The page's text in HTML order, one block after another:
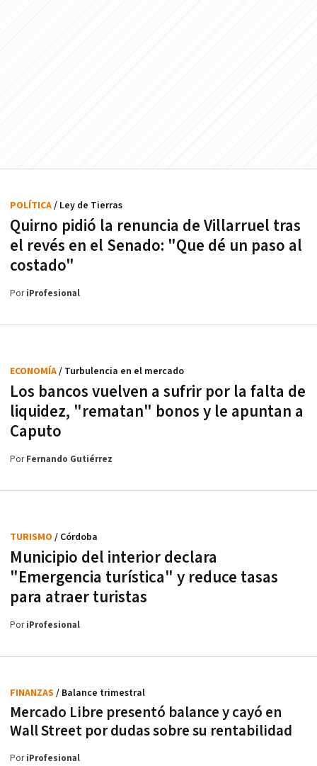
Quirno pidió la renuncia de Villarruel tras
el revés en el Senado: "Que dé un paso al
costado"
POLÍTICA/ Ley de Tierras
PoriProfesional
Los bancos vuelven a sufrir por la falta de
liquidez, "rematan" bonos y le apuntan a
Caputo
ECONOMÍA/ Turbulencia en el mercado
PorFernando Gutiérrez
Municipio del interior declara
"Emergencia turística" y reduce tasas
para atraer turistas
TURISMO / Córdoba
PoriProfesional
Mercado Libre presentó balance y cayó en
Wall Street por dudas sobre su rentabilidad
FINANZAS / Balance trimestral
PoriProfesional